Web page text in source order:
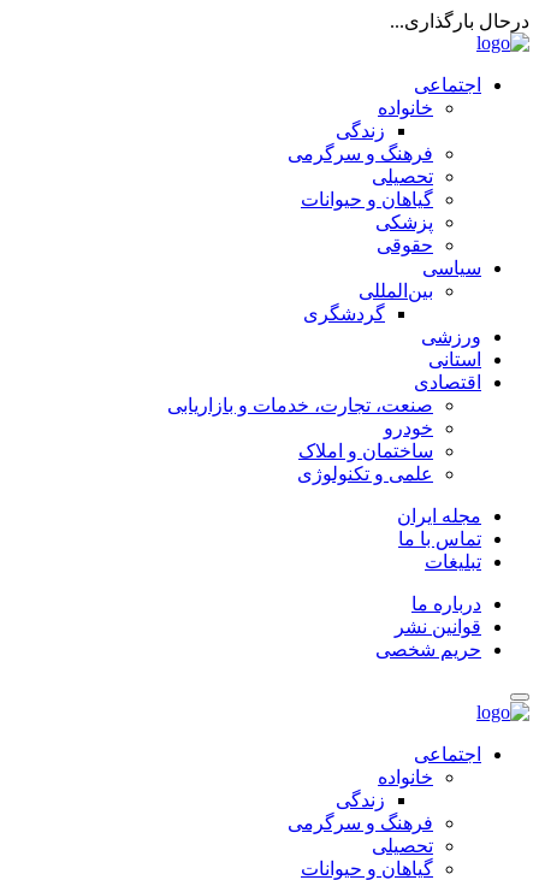
درحال بارگذاری...
اجتماعی
خانواده
زندگی
فرهنگ و سرگرمی
تحصیلی
گیاهان و حیوانات
پزشکی
حقوقی
سیاسی
بین‌المللی
گردشگری
ورزشی
استانی
اقتصادی
صنعت، تجارت، خدمات و بازاریابی
خودرو
ساختمان و املاک
علمی و تکنولوژی
مجله ایران
تماس با ما
تبلیغات
درباره ما
قوانین نشر
حریم شخصی
اجتماعی
خانواده
زندگی
فرهنگ و سرگرمی
تحصیلی
گیاهان و حیوانات